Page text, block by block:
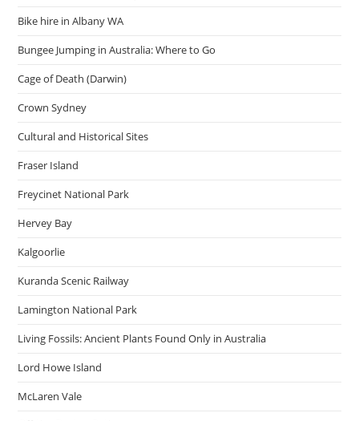
Bike hire in Albany WA
Bungee Jumping in Australia: Where to Go
Cage of Death (Darwin)
Crown Sydney
Cultural and Historical Sites
Fraser Island
Freycinet National Park
Hervey Bay
Kalgoorlie
Kuranda Scenic Railway
Lamington National Park
Living Fossils: Ancient Plants Found Only in Australia
Lord Howe Island
McLaren Vale